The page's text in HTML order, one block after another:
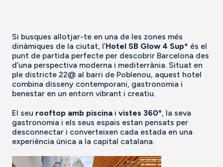
Si busques allotjar-te en una de les zones més
dinàmiques de la ciutat, l’Hotel SB Glow 4 Sup* és el
punt de partida perfecte per descobrir Barcelona des
d’una perspectiva moderna i mediterrània. Situat en
ple districte 22@ al barri de Poblenou, aquest hotel
combina disseny contemporani, gastronomia i
benestar en un entorn vibrant i creatiu.
El seu rooftop amb piscina i vistes 360º , la seva
gastronomia i els seus espais estan pensats per
desconnectar i converteixen cada estada en una
experiència única a la capital catalana.